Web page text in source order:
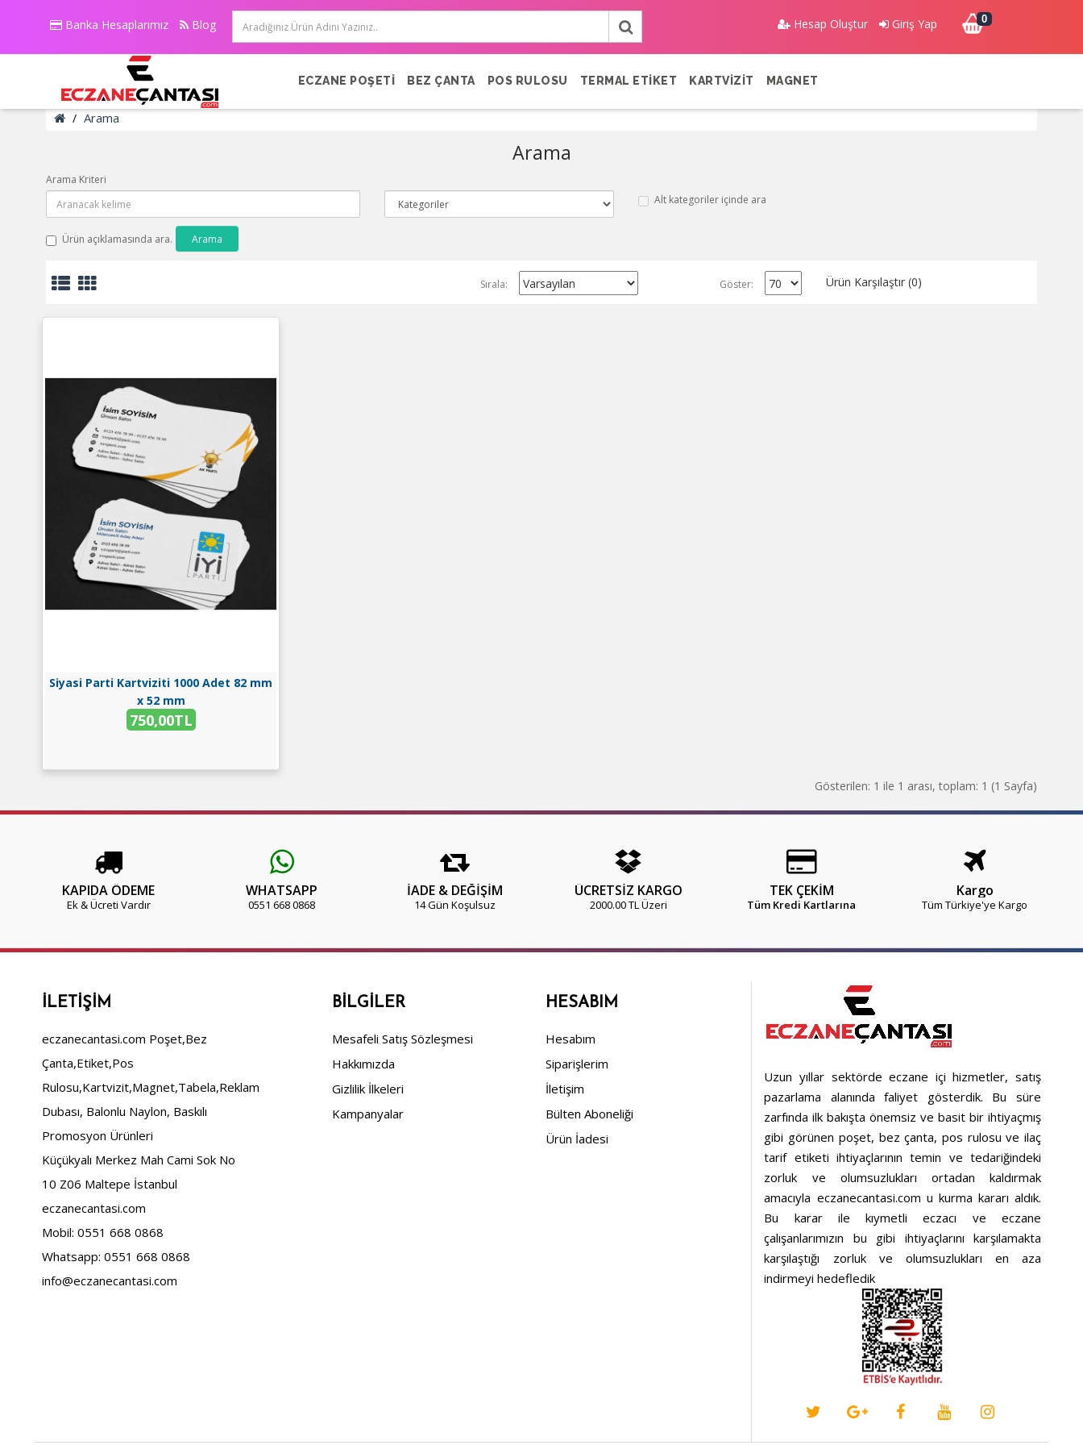
Banka Hesaplarımız Blog Hesap Oluştur Giriş Yap 0
ECZANE POŞETİ BEZ ÇANTA POS RULOSU TERMAL ETİKET KARTVİZİT MAGNET
Arama
Arama
Arama Kriteri
Alt kategoriler içinde ara
Ürün açıklamasında ara.
Sırala: Göster: Ürün Karşılaştır (0)
Siyasi Parti Kartviziti 1000 Adet 82 mm
x 52 mm
750,00TL
Gösterilen: 1 ile 1 arası, toplam: 1 (1 Sayfa)
KAPIDA ÖDEME
Ek & Ücreti Vardır
WHATSAPP
0551 668 0868
İADE & DEĞİŞİM
14 Gün Koşulsuz
ÜCRETSİZ KARGO
2000.00 TL Üzeri
TEK ÇEKİM
Tüm Kredi Kartlarına
Kargo
Tüm Türkiye'ye Kargo
İLETIŞIM
eczanecantasi.com Poşet,Bez
Çanta,Etiket,Pos
Rulosu,Kartvizit,Magnet,Tabela,Reklam
Dubası, Balonlu Naylon, Baskılı
Promosyon Ürünleri
Küçükyalı Merkez Mah Cami Sok No
10 Z06 Maltepe İstanbul
eczanecantasi.com
Mobil: 0551 668 0868
Whatsapp: 0551 668 0868
info@eczanecantasi.com
BILGILER
Mesafeli Satış Sözleşmesi
Hakkımızda
Gizlilik İlkeleri
Kampanyalar
HESABIM
Hesabım
Siparişlerim
İletişim
Bülten Aboneliği
Ürün İadesi
Uzun yıllar sektörde eczane içi hizmetler, satış
pazarlama alanında faliyet gösterdik. Bu süre
zarfında ilk bakışta önemsiz ve basit bir ihtiyaçmış
gibi görünen poşet, bez çanta, pos rulosu ve ilaç
tarif etiketi ihtiyaçlarının temin ve tedariğindeki
zorluk ve olumsuzlukları ortadan kaldırmak
amacıyla eczanecantasi.com u kurma kararı aldık.
Bu karar ile kıymetli eczacı ve eczane
çalışanlarımızın bu gibi ihtiyaçlarını karşılamakta
karşılaştığı zorluk ve olumsuzlukları en aza
indirmeyi hedefledik